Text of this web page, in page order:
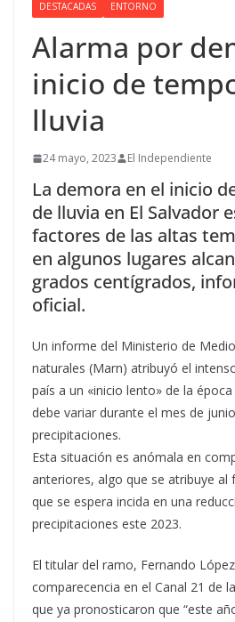
DESTACADAS ENTORNO
Alarma por
inicio de
lluvia
24 mayo, 2023 El Independiente
La demora en el inicio
de lluvia en El Salvador
factores de las altas
en algunos lugares
grados centígrados,
oficial.
Un informe del Ministerio de
naturales (Marn) atribuyó el
país a un «inicio lento» de la
debe variar durante el mes de
precipitaciones.
Esta situación es anómala en
anteriores, algo que se atribuye al
que se espera incida en una
precipitaciones este 2023.
El titular del ramo, Fernando
comparecencia en el Canal 21 de
que ya pronosticaron que “este